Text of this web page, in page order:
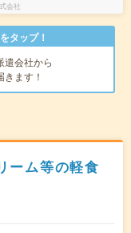
会社
タップ！
遣会社から
きます！
ーム等の軽食